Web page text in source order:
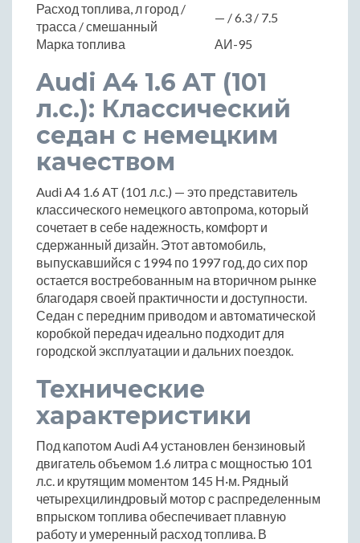
Расход топлива, л город /
трасса / смешанный
— / 6.3 / 7.5
Марка топлива
АИ-95
Audi A4 1.6 AT (101
л.с.): Классический
седан с немецким
качеством
Audi A4 1.6 AT (101 л.с.) — это представитель
классического немецкого автопрома, который
сочетает в себе надежность, комфорт и
сдержанный дизайн. Этот автомобиль,
выпускавшийся с 1994 по 1997 год, до сих пор
остается востребованным на вторичном рынке
благодаря своей практичности и доступности.
Седан с передним приводом и автоматической
коробкой передач идеально подходит для
городской эксплуатации и дальних поездок.
Технические
характеристики
Под капотом Audi A4 установлен бензиновый
двигатель объемом 1.6 литра с мощностью 101
л.с. и крутящим моментом 145 Н·м. Рядный
четырехцилиндровый мотор с распределенным
впрыском топлива обеспечивает плавную
работу и умеренный расход топлива. В